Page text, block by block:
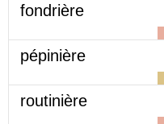
fondrière
pépinière
routinière